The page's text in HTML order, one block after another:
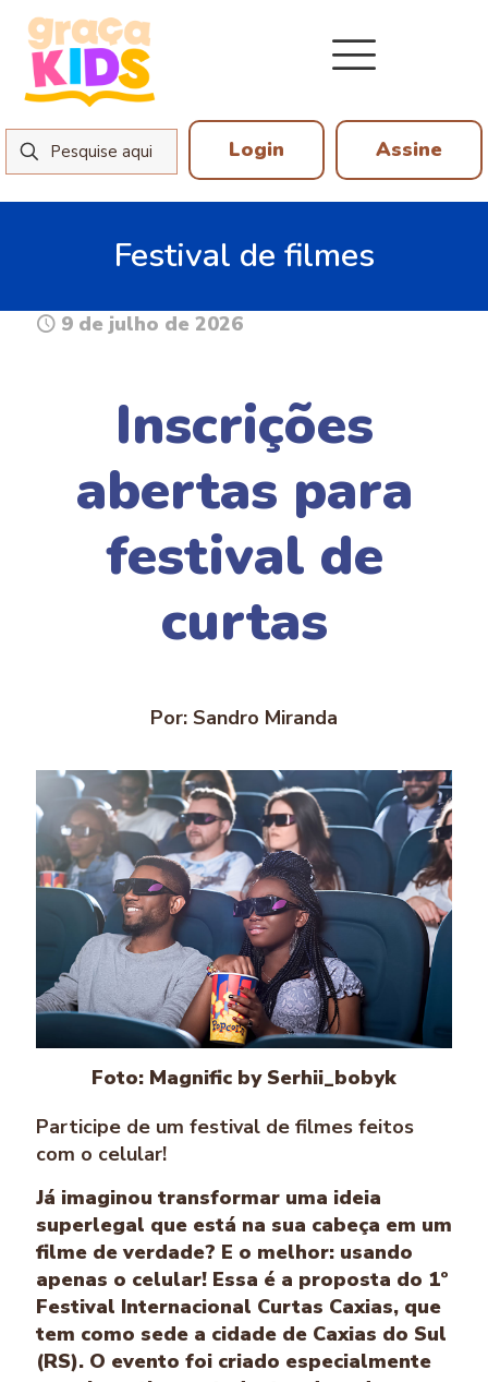
Login Assine
Festival de filmes
9 de julho de 2026
Inscrições
abertas para
festival de
curtas
Por: Sandro Miranda
Foto: Magnific by Serhii_bobyk
Participe de um festival de filmes feitos
com o celular!
Já imaginou transformar uma ideia
superlegal que está na sua cabeça em um
filme de verdade? E o melhor: usando
apenas o celular! Essa é a proposta do 1º
Festival Internacional Curtas Caxias, que
tem como sede a cidade de Caxias do Sul
(RS). O evento foi criado especialmente